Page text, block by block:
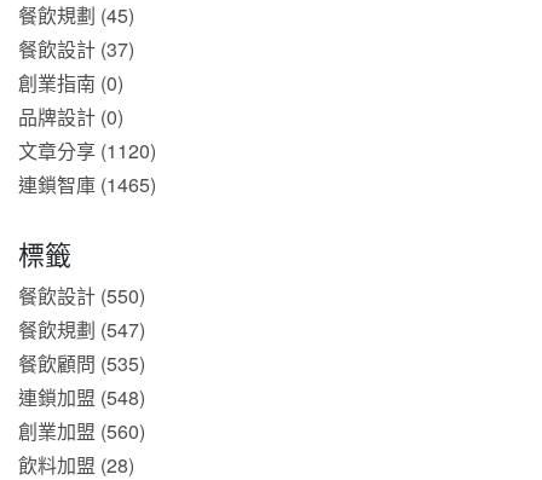
餐飲規劃 (45)
餐飲設計 (37)
創業指南 (0)
品牌設計 (0)
文章分享 (1120)
連鎖智庫 (1465)
標籤
餐飲設計 (550)
餐飲規劃 (547)
餐飲顧問 (535)
連鎖加盟 (548)
創業加盟 (560)
飲料加盟 (28)